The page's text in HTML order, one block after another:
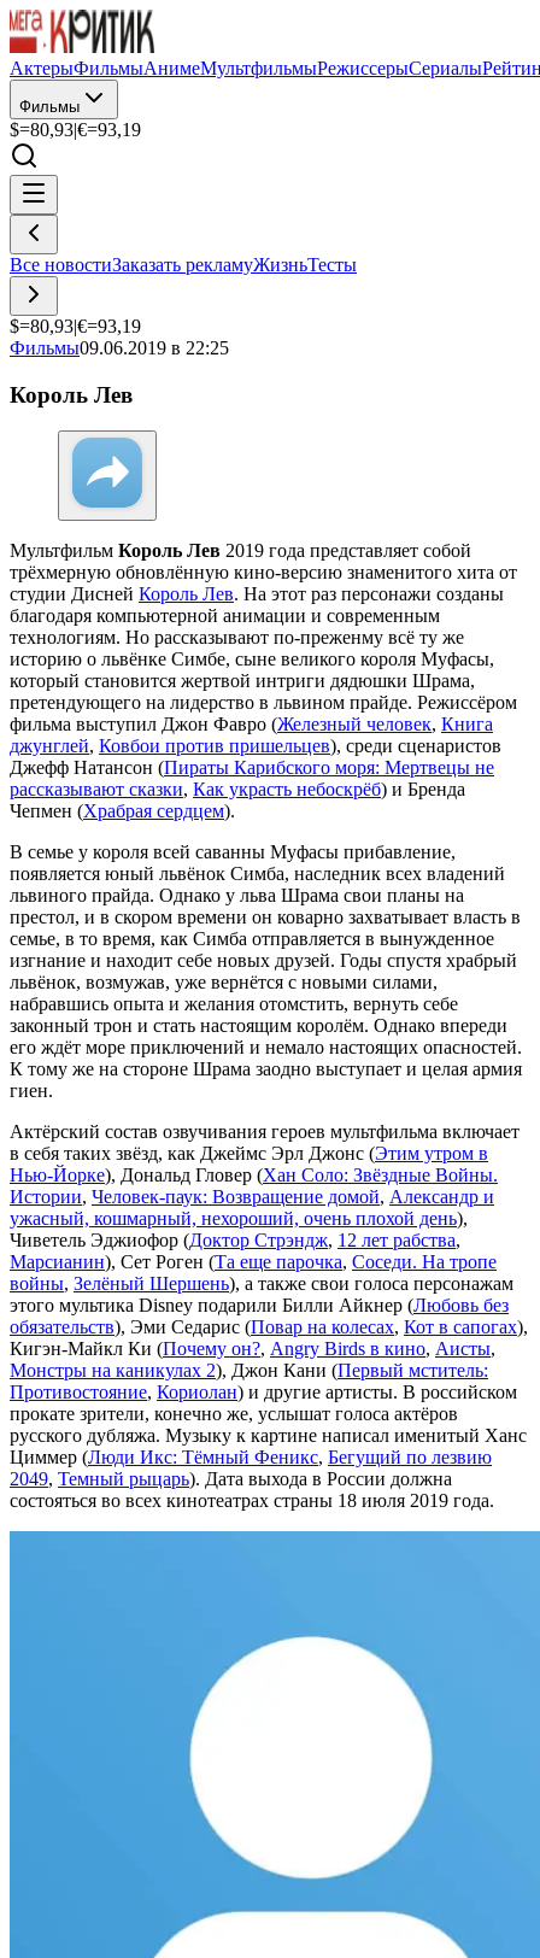
АктерыФильмыАнимеМультфильмыРежиссерыСериалы
Фильмы
$=80,93|€=93,19
Все новостиЗаказать рекламуЖизньТесты
$=80,93|€=93,19
Фильмы09.06.2019 в 22:25
Король Лев
Мультфильм Король Лев 2019 года представляет собой
трёхмерную обновлённую кино-версию знаменитого хита от
студии Дисней Король Лев. На этот раз персонажи созданы
благодаря компьютерной анимации и современным
технологиям. Но рассказывают по-преженму всё ту же
историю о львёнке Симбе, сыне великого короля Муфасы,
который становится жертвой интриги дядюшки Шрама,
претендующего на лидерство в львином прайде. Режиссёром
фильма выступил Джон Фавро (Железный человек, Книга
джунглей, Ковбои против пришельцев), среди сценаристов
Джефф Натансон (Пираты Карибского моря: Мертвецы не
рассказывают сказки, Как украсть небоскрёб) и Бренда
Чепмен (Храбрая сердцем).
В семье у короля всей саванны Муфасы прибавление,
появляется юный львёнок Симба, наследник всех владений
львиного прайда. Однако у льва Шрама свои планы на
престол, и в скором времени он коварно захватывает власть в
семье, в то время, как Симба отправляется в вынужденное
изгнание и находит себе новых друзей. Годы спустя храбрый
львёнок, возмужав, уже вернётся с новыми силами,
набравшись опыта и желания отомстить, вернуть себе
законный трон и стать настоящим королём. Однако впереди
его ждёт море приключений и немало настоящих опасностей.
К тому же на стороне Шрама заодно выступает и целая армия
гиен.
Актёрский состав озвучивания героев мультфильма включает
в себя таких звёзд, как Джеймс Эрл Джонс (Этим утром в
Нью-Йорке), Дональд Гловер (Хан Соло: Звёздные Войны.
Истории, Человек-паук: Возвращение домой, Александр и
ужасный, кошмарный, нехороший, очень плохой день),
Чиветель Эджиофор (Доктор Стрэндж, 12 лет рабства,
Марсианин), Сет Роген (Та еще парочка, Соседи. На тропе
войны, Зелёный Шершень), а также свои голоса персонажам
этого мультика Disney подарили Билли Айкнер (Любовь без
обязательств), Эми Седарис (Повар на колесах, Кот в сапогах),
Кигэн-Майкл Ки (Почему он?, Angry Birds в кино, Аисты,
Монстры на каникулах 2), Джон Кани (Первый мститель:
Противостояние, Кориолан) и другие артисты. В российском
прокате зрители, конечно же, услышат голоса актёров
русского дубляжа. Музыку к картине написал именитый Ханс
Циммер (Люди Икс: Тёмный Феникс, Бегущий по лезвию
2049, Темный рыцарь). Дата выхода в России должна
состояться во всех кинотеатрах страны 18 июля 2019 года.